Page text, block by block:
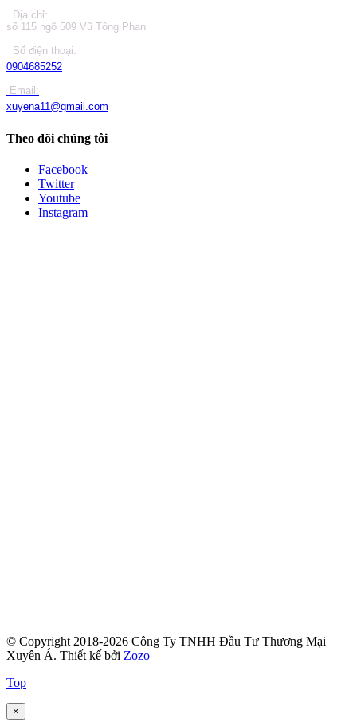
Địa chỉ:
số 115 ngõ 509 Vũ Tông Phan
Số điện thoại:
0904685252
Email:
xuyena11@gmail.com
Theo dõi chúng tôi
Facebook
Twitter
Youtube
Instagram
© Copyright 2018-2026 Công Ty TNHH Đầu Tư Thương Mại
Xuyên Á. Thiết kế bởi Zozo
Top
×